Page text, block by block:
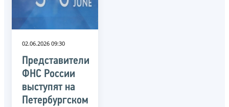
02.06.2026 09:30
Представители
ФНС России
выступят на
Петербургском